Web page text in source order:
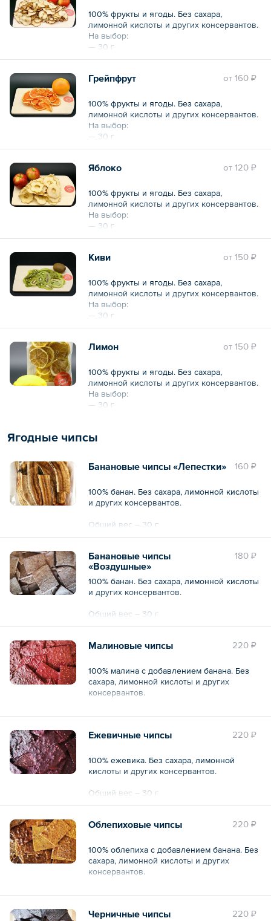
100% фрукты и ягоды. Без сахара,
лимонной кислоты и других консервантов.
На выбор:
— 30 г
— 200 г
oт 160 ₽
Грейпфрут
100% фрукты и ягоды. Без сахара,
лимонной кислоты и других консервантов.
На выбор:
— 30 г
— 200 г
oт 120 ₽
Яблоко
100% фрукты и ягоды. Без сахара,
лимонной кислоты и других консервантов.
На выбор:
— 30 г
— 200 г
oт 150 ₽
Киви
100% фрукты и ягоды. Без сахара,
лимонной кислоты и других консервантов.
На выбор:
— 30 г
— 200 г
oт 150 ₽
Лимон
100% фрукты и ягоды. Без сахара,
лимонной кислоты и других консервантов.
На выбор:
— 30 г
Ягодные чипсы
160 ₽
Банановые чипсы «Лепестки»
100% банан. Без сахара, лимонной кислоты
и других консервантов.
Общий вес – 30 г
180 ₽
Банановые чипсы
«Воздушные»
100% банан. Без сахара, лимонной кислоты
и других консервантов.
Общий вес – 30 г
220 ₽
Малиновые чипсы
100% малина с добавлением банана. Без
сахара, лимонной кислоты и других
консервантов.
Общий вес – 30 г
220 ₽
Ежевичные чипсы
100% ежевика. Без сахара, лимонной
кислоты и других консервантов.
Общий вес – 30 г
220 ₽
Облепиховые чипсы
100% облепиха с добавлением банана. Без
сахара, лимонной кислоты и других
консервантов.
Общий вес – 30 г
220 ₽
Черничные чипсы